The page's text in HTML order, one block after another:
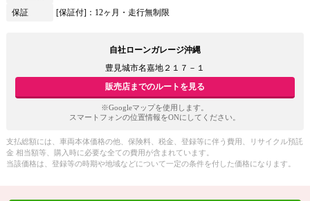
保証
[保証付]：12ヶ月・走行無制限
自社ローンガレージ沖縄
豊見城市名嘉地２１７－１
販売店までのルートを見る
※Googleマップを使用します。
スマートフォンの位置情報をONにしてください。
支払総額には、車両本体価格の他、保険料、税金、登録等に伴う費用、リサイクル預託
金 相当額等、購入時に必要な全ての費用が含まれています。
当該価格は、登録等の時期や地域などについて一定の条件を付した価格になります。